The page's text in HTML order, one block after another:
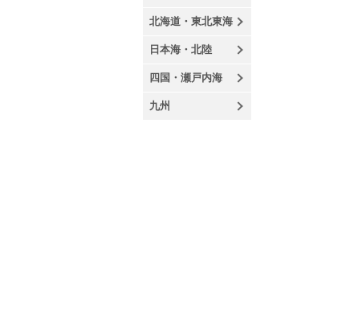
北海道・東北東海
日本海・北陸
四国・瀬戸内海
九州